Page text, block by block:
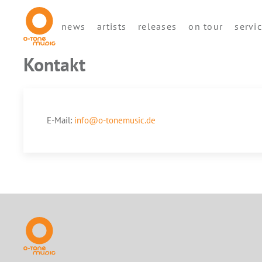
news artists releases on tour
Kontakt
E-Mail: info@o-tonemusic.de